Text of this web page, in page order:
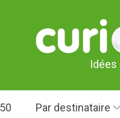
Idées
Par destinataire